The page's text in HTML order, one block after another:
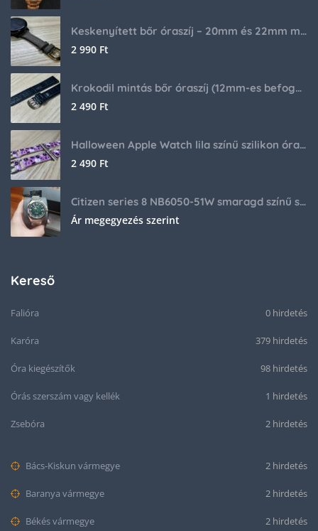
Keskenyített bőr óraszíj – 20mm és 22mm méretben
2 990 Ft
Krokodil mintás bőr óraszíj (12mm-es befogóval rendelkező órához)
2 490 Ft
Halloween Apple Watch lila színű szilikon óraszíj
2 490 Ft
Citizen series 8 NB6050-51W smaragd színű számlappal
Ár megegyezés szerint
Kereső
Falióra 0 hirdetés
Karóra 379 hirdetés
Óra kiegészítők 98 hirdetés
Órás szerszám vagy kellék 1 hirdetés
Zsebóra 2 hirdetés
Bács-Kiskun vármegye 2 hirdetés
Baranya vármegye 2 hirdetés
Békés vármegye 2 hirdetés